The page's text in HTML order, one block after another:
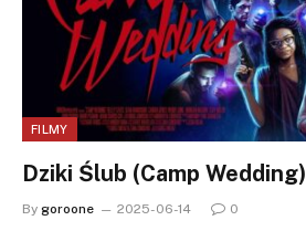
FILMY
Dziki Ślub (Camp Wedding)
By goroone 2025-06-14 0